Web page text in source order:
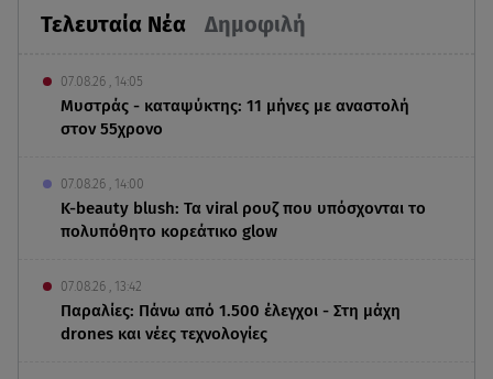
Τελευταία Νέα Δημοφιλή
07.08.26 , 14:05
Μυστράς - καταψύκτης: 11 μήνες με αναστολή
στον 55χρονο
07.08.26 , 14:00
K-beauty blush: Τα viral ρουζ που υπόσχονται το
πολυπόθητο κορεάτικο glow
07.08.26 , 13:42
Παραλίες: Πάνω από 1.500 έλεγχοι - Στη μάχη
drones και νέες τεχνολογίες